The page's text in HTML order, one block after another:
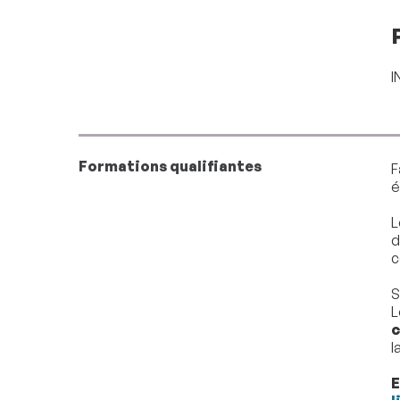
Formations qualifiantes